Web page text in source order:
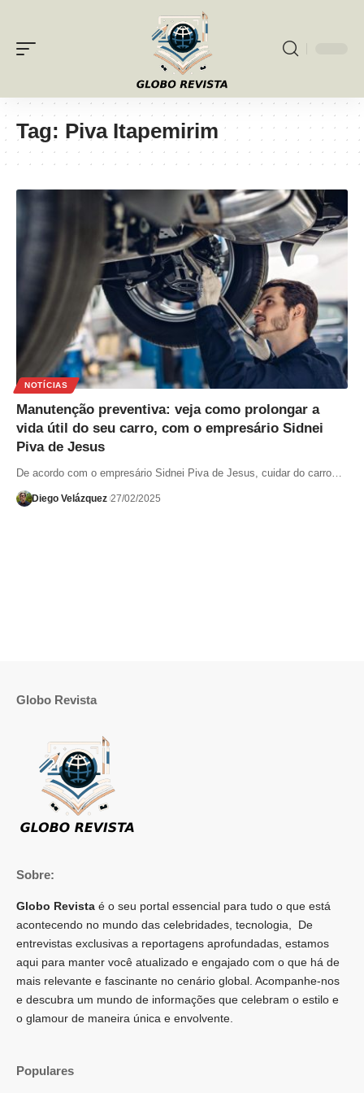
Tag: Piva Itapemirim
NOTÍCIAS
Manutenção preventiva: veja como prolongar a
vida útil do seu carro, com o empresário Sidnei
Piva de Jesus
De acordo com o empresário Sidnei Piva de Jesus, cuidar do carro…
Diego Velázquez 27/02/2025
Globo Revista
Sobre:
Globo Revista é o seu portal essencial para tudo o que está
acontecendo no mundo das celebridades, tecnologia, De
entrevistas exclusivas a reportagens aprofundadas, estamos
aqui para manter você atualizado e engajado com o que há de
mais relevante e fascinante no cenário global. Acompanhe-nos
e descubra um mundo de informações que celebram o estilo e
o glamour de maneira única e envolvente.
Populares